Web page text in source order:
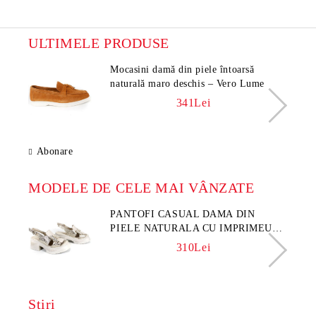
ULTIMELE PRODUSE
Mocasini damă din piele întoarsă
naturală maro deschis – Vero Lume
341Lei
Abonare
MODELE DE CELE MAI VÂNZATE
PANTOFI CASUAL DAMA DIN
PIELE NATURALA CU IMPRIMEU
FLORAL - MODEL LUNA
310Lei
Ştiri